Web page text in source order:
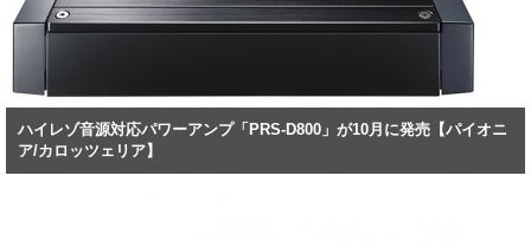
ハイレゾ音源対応パワーアンプ「PRS-D800」が10月に発売【パイオニ
ア/カロッツェリア】